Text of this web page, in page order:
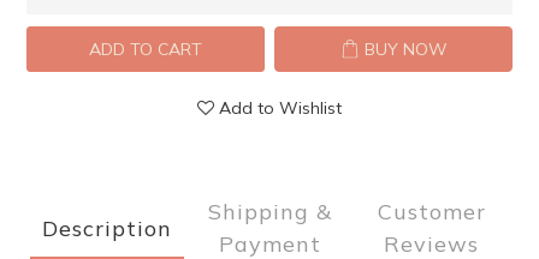
ADD TO CART BUY NOW
Add to Wishlist
Description
Shipping &
Payment
Customer
Reviews